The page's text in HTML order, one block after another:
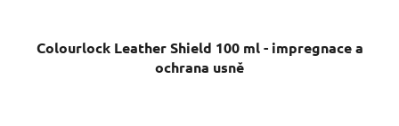
Colourlock Leather Shield 100 ml - impregnace a
ochrana usně